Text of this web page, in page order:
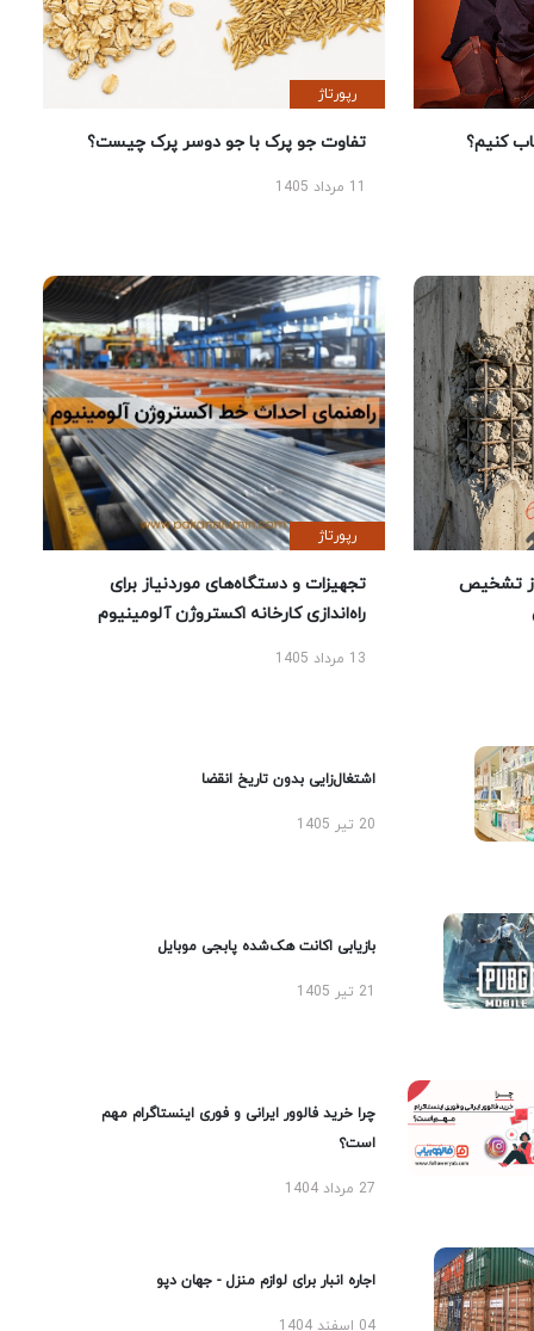
کنیم؟
رپورتاژ
تفاوت جو پرک با جو دوسر پرک چیست؟
تشخیص
رپورتاژ
تجهیزات و دستگاه‌های موردنیاز برای
راه‌اندازی کارخانه اکستروژن آلومینیوم
13 مرداد 1405
اشتغال‌زایی بدون تاریخ انقضا
20 تیر 1405
بازیابی اکانت هک‌شده پابجی موبایل
چرا خرید فالوور ایرانی و فوری اینستاگرام مهم
است؟
27 مرداد 1404
اجاره انبار برای لوازم منزل - جهان دپو
04 اسفند 1404